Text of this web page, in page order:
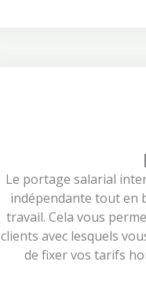
Le portage salarial
indépendante tout en
travail. Cela vous
clients avec lesquels
de fixer vos tarifs